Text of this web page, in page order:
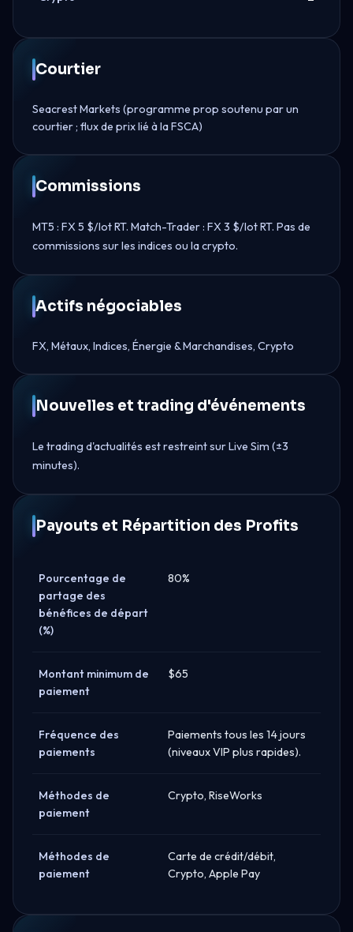
Courtier
Seacrest Markets (programme prop soutenu par un
courtier ; flux de prix lié à la FSCA)
Commissions
MT5 : FX 5 $/lot RT. Match-Trader : FX 3 $/lot RT. Pas de
commissions sur les indices ou la crypto.
Actifs négociables
FX, Métaux, Indices, Énergie & Marchandises, Crypto
Nouvelles et trading d'événements
Le trading d'actualités est restreint sur Live Sim (±3
minutes).
Payouts et Répartition des Profits
Pourcentage de
partage des
bénéfices de départ
(%)
80%
Montant minimum de
paiement
$65
Fréquence des
paiements
Paiements tous les 14 jours
(niveaux VIP plus rapides).
Méthodes de
paiement
Crypto, RiseWorks
Méthodes de
paiement
Carte de crédit/débit,
Crypto, Apple Pay